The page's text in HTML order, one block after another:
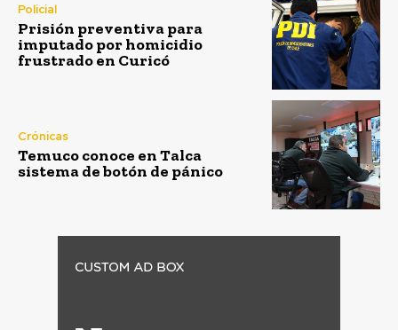
Policial
Prisión preventiva para
imputado por homicidio
frustrado en Curicó
Crónicas
Temuco conoce en Talca
sistema de botón de pánico